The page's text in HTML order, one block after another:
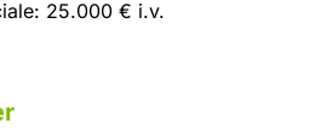
25.000 € i.v.